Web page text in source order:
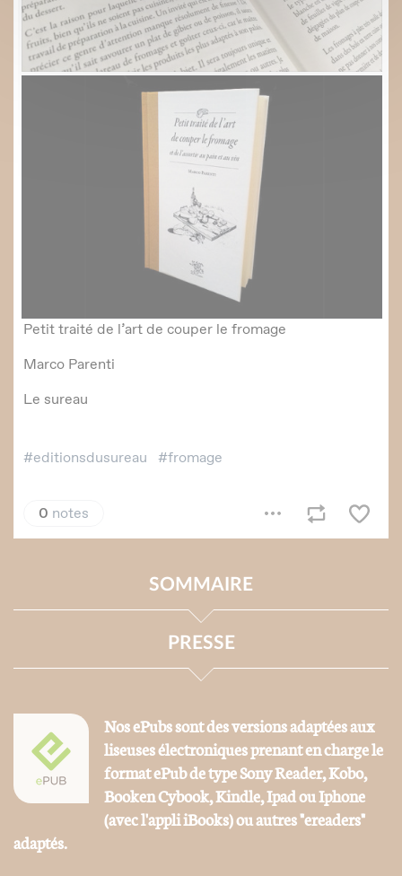
SOMMAIRE
PRESSE
Nos ePubs sont des versions adaptées aux
liseuses électroniques prenant en charge le
format ePub de type Sony Reader, Kobo,
Booken Cybook, Kindle, Ipad ou Iphone
(avec l'appli iBooks) ou autres "ereaders"
adaptés.